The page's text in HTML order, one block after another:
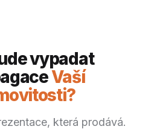
vypadat
Vaší
která prodává.